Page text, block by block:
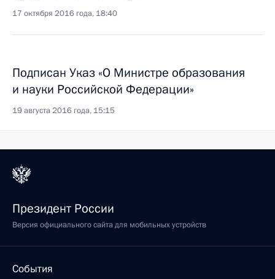
17 октября 2016 года, 18:40
Подписан Указ «О Министре образования
и науки Российской Федерации»
19 августа 2016 года, 15:15
Президент России
Версия официального сайта для мобильных устройств
События